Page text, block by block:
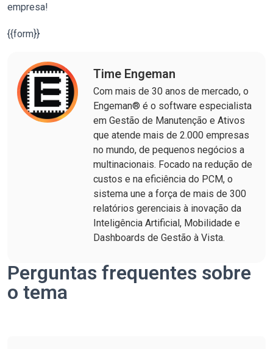
empresa!
{{form}}
Time Engeman
Com mais de 30 anos de mercado, o
Engeman® é o software especialista
em Gestão de Manutenção e Ativos
que atende mais de 2.000 empresas
no mundo, de pequenos negócios a
multinacionais. Focado na redução de
custos e na eficiência do PCM, o
sistema une a força de mais de 300
relatórios gerenciais à inovação da
Inteligência Artificial, Mobilidade e
Dashboards de Gestão à Vista.
Perguntas frequentes sobre
o tema